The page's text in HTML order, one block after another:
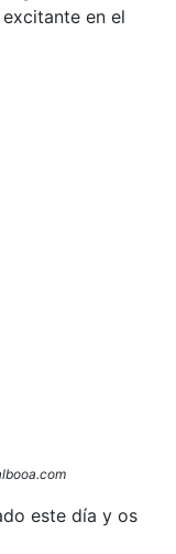
en el
este día y os